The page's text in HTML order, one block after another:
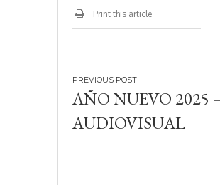
Print this article
Navegación
de
entradas
AÑO NUEVO 2025
AUDIOVISUAL